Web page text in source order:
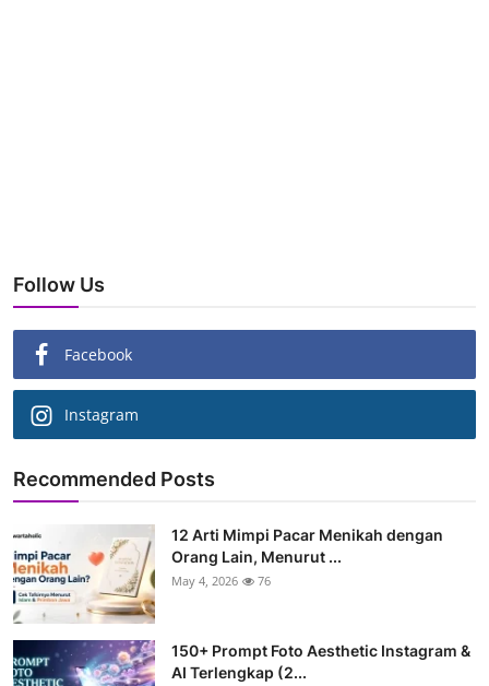
Follow Us
Facebook
Instagram
Recommended Posts
12 Arti Mimpi Pacar Menikah dengan
Orang Lain, Menurut ...
May 4, 2026 76
150+ Prompt Foto Aesthetic Instagram &
AI Terlengkap (2...